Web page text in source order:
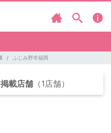
ふじみ野市福岡
載店舗 （1店舗）